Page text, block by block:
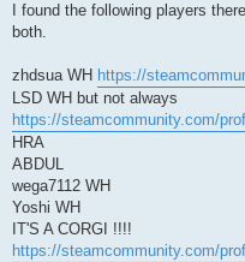
ó
l
I found the following players
both.
zhdsua WH https://
LSD WH but not always
https://steamcommunity.com/
HRA
ABDUL
wega7112 WH
Yoshi WH
IT'S A CORGI !!!!
https://steamcommunity.com/